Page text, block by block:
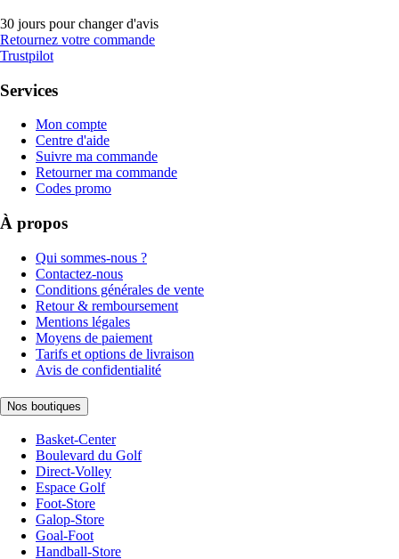
30 jours pour changer d'avis
Retournez votre commande
Trustpilot
Services
Mon compte
Centre d'aide
Suivre ma commande
Retourner ma commande
Codes promo
À propos
Qui sommes-nous ?
Contactez-nous
Conditions générales de vente
Retour & remboursement
Mentions légales
Moyens de paiement
Tarifs et options de livraison
Avis de confidentialité
Nos boutiques
Basket-Center
Boulevard du Golf
Direct-Volley
Espace Golf
Foot-Store
Galop-Store
Goal-Foot
Handball-Store